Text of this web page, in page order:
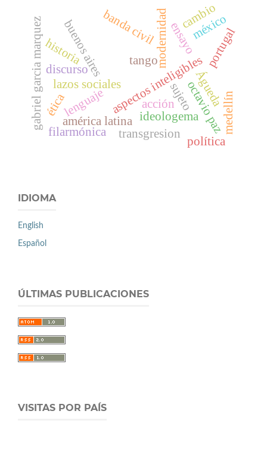
tango
aspectos inteligibles
buenos aires
lazos sociales
modernidad
sujeto
lenguaje
discurso
américa latina ideologema
ensayo
octavio paz
gabriel garcia marquez banda civil
filarmónica
Águeda
portugal
transgresion
méxico
historia
acción
cambio
ética
política
medellín
IDIOMA
English
Español
ÚLTIMAS PUBLICACIONES
VISITAS POR PAÍS